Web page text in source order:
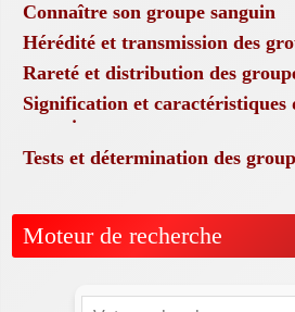
Connaître son groupe sanguin
Hérédité et transmission des
Rareté et distribution des
Signification et caractéristiques
sanguins
Tests et détermination des
Moteur de recherche